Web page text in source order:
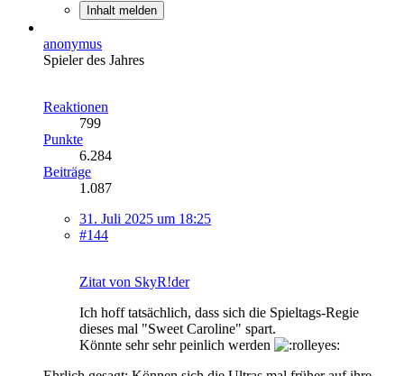
Inhalt melden
anonymus
Spieler des Jahres
Reaktionen
799
Punkte
6.284
Beiträge
1.087
31. Juli 2025 um 18:25
#144
Zitat von SkyR!der
Ich hoff tatsächlich, dass sich die Spieltags-Regie
dieses mal "Sweet Caroline" spart.
Könnte sehr sehr peinlich werden